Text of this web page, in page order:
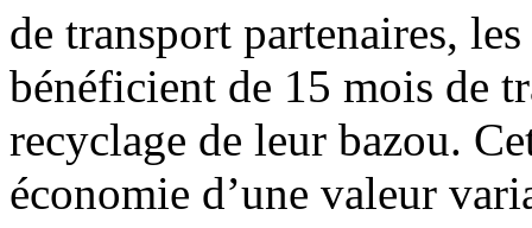
de transport partenaires,
bénéficient de 15 mois de
recyclage de leur bazou.
économie d’une valeur